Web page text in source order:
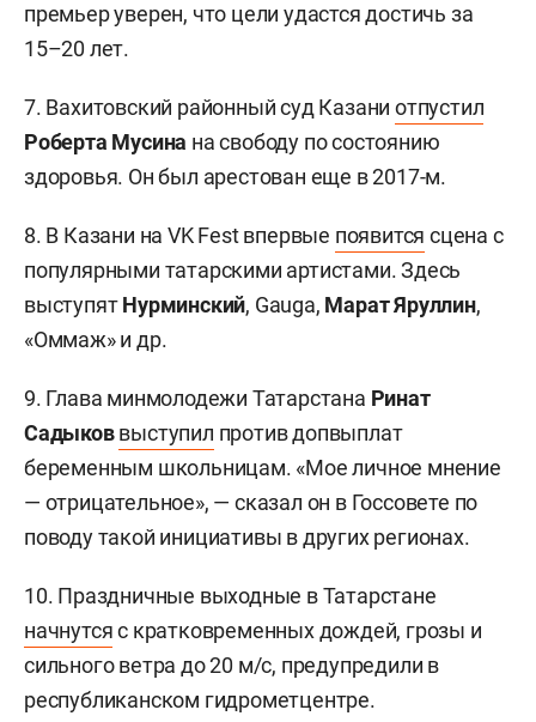
премьер уверен, что цели удастся достичь за
15–20 лет.
7. Вахитовский районный суд Казани отпустил
Роберта Мусина на свободу по состоянию
здоровья. Он был арестован еще в 2017-м.
8. В Казани на VK Fest впервые появится сцена с
популярными татарскими артистами. Здесь
выступятНурминский, Gauga, Марат Яруллин,
«Оммаж» и др.
9. Глава минмолодежи Татарстана Ринат
Садыков выступил против допвыплат
беременным школьницам. «Мое личное мнение
— отрицательное», — сказал он в Госсовете по
поводу такой инициативы в других регионах.
10. Праздничные выходные в Татарстане
начнутсяс кратковременных дождей, грозы и
сильного ветра до 20 м/с, предупредили в
республиканском гидрометцентре.